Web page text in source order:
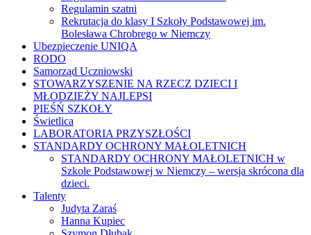
Regulamin szatni
Rekrutacja do klasy I Szkoły Podstawowej im.
Bolesława Chrobrego w Niemczy
Ubezpieczenie UNIQA
RODO
Samorząd Uczniowski
STOWARZYSZENIE NA RZECZ DZIECI I
MŁODZIEŻY NAJLEPSI
PIEŚŃ SZKOŁY
Świetlica
LABORATORIA PRZYSZŁOŚCI
STANDARDY OCHRONY MAŁOLETNICH
STANDARDY OCHRONY MAŁOLETNICH w
Szkole Podstawowej w Niemczy – wersja skrócona dla
dzieci.
Talenty
Judyta Zaraś
Hanna Kupiec